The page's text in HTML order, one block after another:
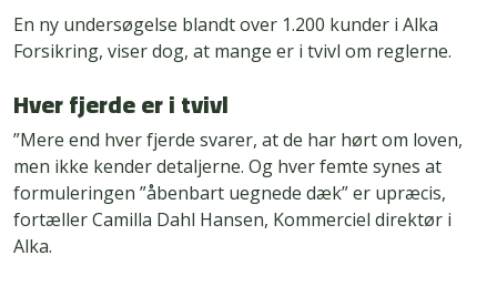
En ny undersøgelse blandt over 1.200 kunder i Alka
Forsikring, viser dog, at mange er i tvivl om reglerne.
Hver fjerde er i tvivl
”Mere end hver fjerde svarer, at de har hørt om loven,
men ikke kender detaljerne. Og hver femte synes at
formuleringen ”åbenbart uegnede dæk” er upræcis,
fortæller Camilla Dahl Hansen, Kommerciel direktør i
Alka.